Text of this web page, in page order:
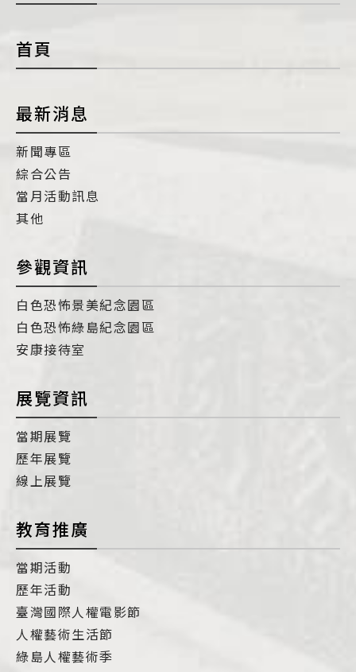
首頁
最新消息
新聞專區
綜合公告
當月活動訊息
其他
參觀資訊
白色恐怖景美紀念園區
白色恐怖綠島紀念園區
安康接待室
展覽資訊
當期展覽
歷年展覽
線上展覽
教育推廣
當期活動
歷年活動
臺灣國際人權電影節
人權藝術生活節
綠島人權藝術季